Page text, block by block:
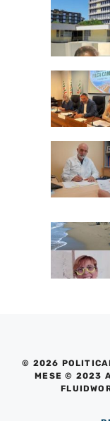
© 2026
MESE © 2023